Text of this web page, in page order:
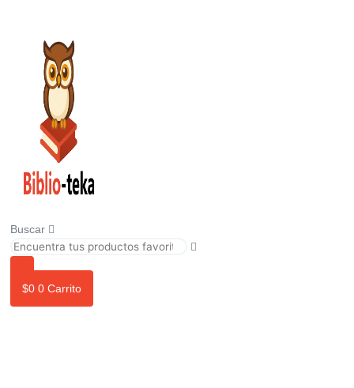
contenido
Buscar
$0 0 Carrito